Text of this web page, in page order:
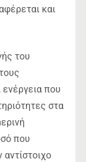
και
του
που
στα
που